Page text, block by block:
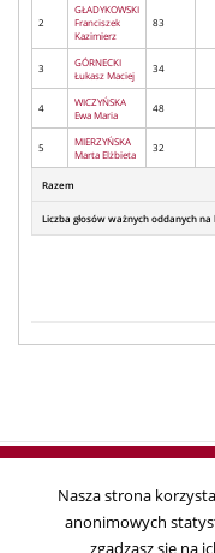
2
GŁADYKOWSKI
Franciszek
Kazimierz
83
3
GÓRNECKI
Łukasz Maciej
34
4
WICZYŃSKA
Ewa Maria
48
5
MIERZYŃSKA
Marta Elżbieta
32
Razem
Liczba głosów ważnych oddanych na
Nasza strona
anonimowych
zgadzasz się na